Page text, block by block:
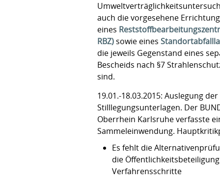
auch die vorgesehene
eines
RBZ)sowie eines
die jeweils Gegenstand eines
Bescheids nach §7
sind.
19.01.-18.03.2015: Auslegung der
Stilllegungsunterlagen. Der
Oberrhein Karlsruhe verfasste
Sammeleinwendung.
Es fehlt die
die
Verfahrensschritte